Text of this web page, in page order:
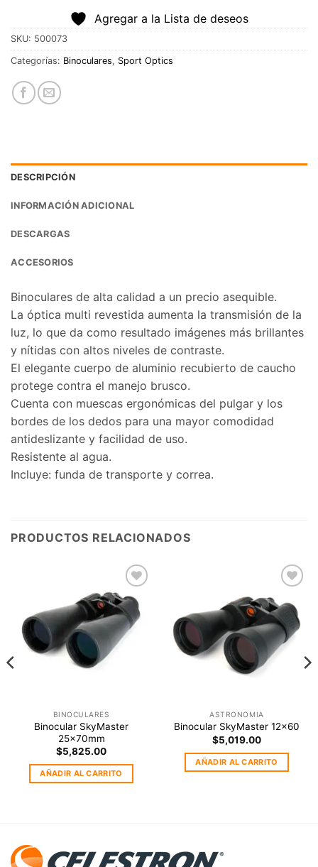
Agregar a la Lista de deseos
SKU: 500073
Categorías: Binoculares, Sport Optics
DESCRIPCIÓN
INFORMACIÓN ADICIONAL
DESCARGAS
ACCESORIOS
Binoculares de alta calidad a un precio asequible.
La óptica multi revestida aumenta la transmisión de la
luz, lo que da como resultado imágenes más brillantes
y nítidas con altos niveles de contraste.
El elegante cuerpo de aluminio recubierto de caucho
protege contra el manejo brusco.
Cuenta con muescas ergonómicas del pulgar y los
bordes de los dedos para una mayor comodidad
antideslizante y facilidad de uso.
Resistente al agua.
Incluye: funda de transporte y correa.
PRODUCTOS RELACIONADOS
Agregar
a la
Lista de
deseos
BINOCULARES
Binocular SkyMaster
25x70mm
$5,825.00
AÑADIR AL CARRITO
Agregar
a la
Lista de
deseos
ASTRONOMIA
Binocular SkyMaster 12×60
$5,019.00
AÑADIR AL CARRITO